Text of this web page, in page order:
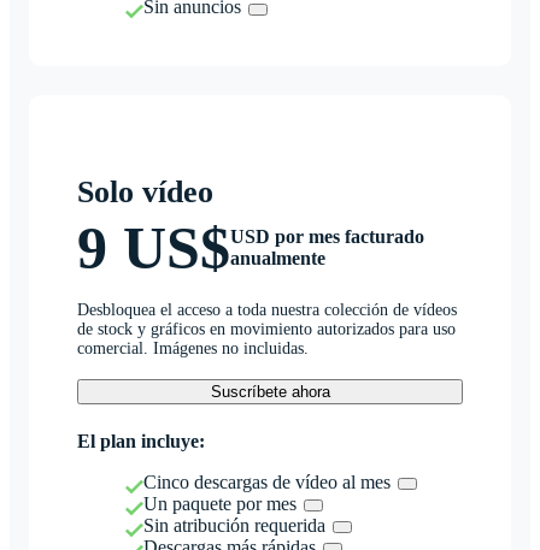
Sin anuncios
Solo vídeo
9 US$USD por mes facturado
anualmente
Desbloquea el acceso a toda nuestra colección de vídeos
de stock y gráficos en movimiento autorizados para uso
comercial. Imágenes no incluidas.
Suscríbete ahora
El plan incluye:
Cinco descargas de vídeo al mes
Un paquete por mes
Sin atribución requerida